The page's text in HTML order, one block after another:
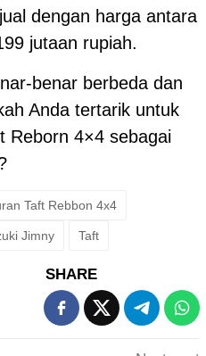
dengan harga antara
jutaan rupiah.
benar berbeda dan
Anda tertarik untuk
Reborn 4×4 sebagai
Taft Rebbon 4x4
Jimny Taft
SHARE